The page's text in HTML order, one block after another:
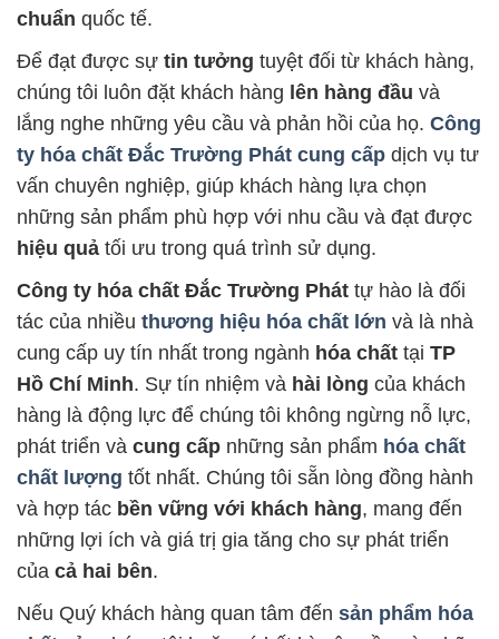
chuẩn quốc tế.
Để đạt được sự tin tưởng tuyệt đối từ khách hàng,
chúng tôi luôn đặt khách hàng lên hàng đầu và
lắng nghe những yêu cầu và phản hồi của họ. Công
ty hóa chất Đắc Trường Phát cung cấp dịch vụ tư
vấn chuyên nghiệp, giúp khách hàng lựa chọn
những sản phẩm phù hợp với nhu cầu và đạt được
hiệu quả tối ưu trong quá trình sử dụng.
Công ty hóa chất Đắc Trường Phát tự hào là đối
tác của nhiều thương hiệu hóa chất lớn và là nhà
cung cấp uy tín nhất trong ngành hóa chất tại TP
Hồ Chí Minh. Sự tín nhiệm và hài lòng của khách
hàng là động lực để chúng tôi không ngừng nỗ lực,
phát triển và cung cấp những sản phẩm hóa chất
chất lượng tốt nhất. Chúng tôi sẵn lòng đồng hành
và hợp tác bền vững với khách hàng, mang đến
những lợi ích và giá trị gia tăng cho sự phát triển
của cả hai bên.
Nếu Quý khách hàng quan tâm đến sản phẩm hóa